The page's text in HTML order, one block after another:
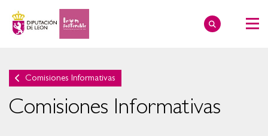
Comisiones Informativas
Comisiones Informativas